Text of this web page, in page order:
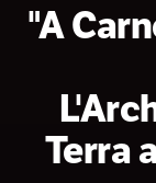
"A
Terra